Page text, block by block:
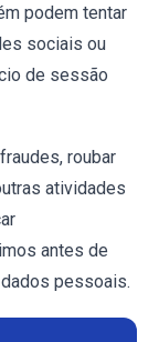
podem tentar
sociais ou
de sessão
roubar
atividades
antes de
pessoais.